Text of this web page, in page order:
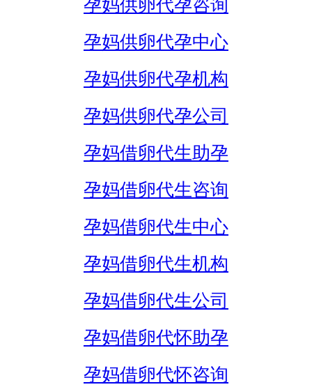
孕妈供卵代孕咨询
孕妈供卵代孕中心
孕妈供卵代孕机构
孕妈供卵代孕公司
孕妈借卵代生助孕
孕妈借卵代生咨询
孕妈借卵代生中心
孕妈借卵代生机构
孕妈借卵代生公司
孕妈借卵代怀助孕
孕妈借卵代怀咨询